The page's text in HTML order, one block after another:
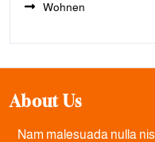
Wohnen
About Us
Nam malesuada nulla